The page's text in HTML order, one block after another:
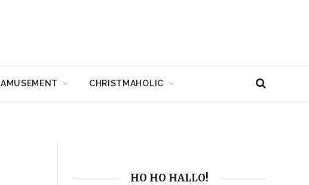
AMUSEMENT CHRISTMAHOLIC
HO HO HALLO!